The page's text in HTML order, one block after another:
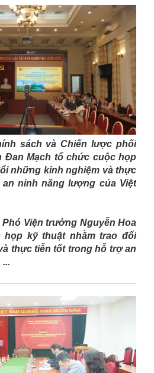
sách và Chiến lược phối
Mạch tổ chức cuộc họp
những kinh nghiệm và thực
ninh năng lượng của Việt
Phó Viện trưởng Nguyễn Hoa
kỹ thuật nhằm trao đổi
thực tiễn tốt trong hỗ trợ an